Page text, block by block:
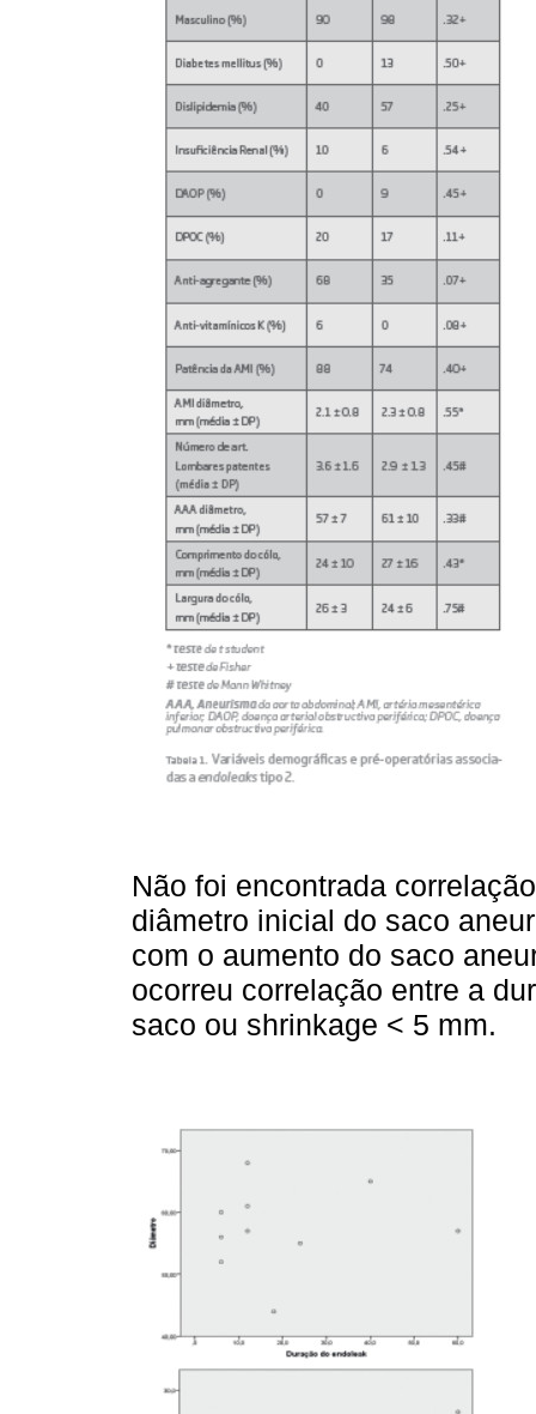
Não foi encontrada
diâmetro inicial do saco
com o aumento do saco
ocorreu correlação entre a
saco ou shrinkage < 5 mm.